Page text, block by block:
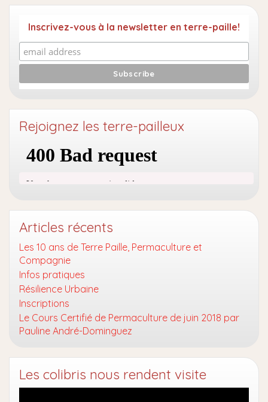
Inscrivez-vous à la newsletter en terre-paille!
Rejoignez les terre-pailleux
Articles récents
Les 10 ans de Terre Paille, Permaculture et
Compagnie
Infos pratiques
Résilience Urbaine
Inscriptions
Le Cours Certifié de Permaculture de juin 2018 par
Pauline André-Dominguez
Les colibris nous rendent visite